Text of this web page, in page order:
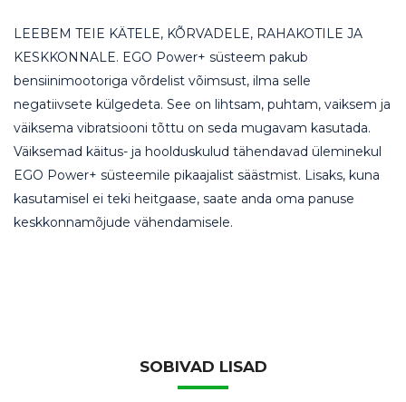
LEEBEM TEIE KÄTELE, KÕRVADELE, RAHAKOTILE JA
KESKKONNALE. EGO Power+ süsteem pakub
bensiinimootoriga võrdelist võimsust, ilma selle
negatiivsete külgedeta. See on lihtsam, puhtam, vaiksem ja
väiksema vibratsiooni tõttu on seda mugavam kasutada.
Väiksemad käitus- ja hoolduskulud tähendavad üleminekul
EGO Power+ süsteemile pikaajalist säästmist. Lisaks, kuna
kasutamisel ei teki heitgaase, saate anda oma panuse
keskkonnamõjude vähendamisele.
SOBIVAD LISAD